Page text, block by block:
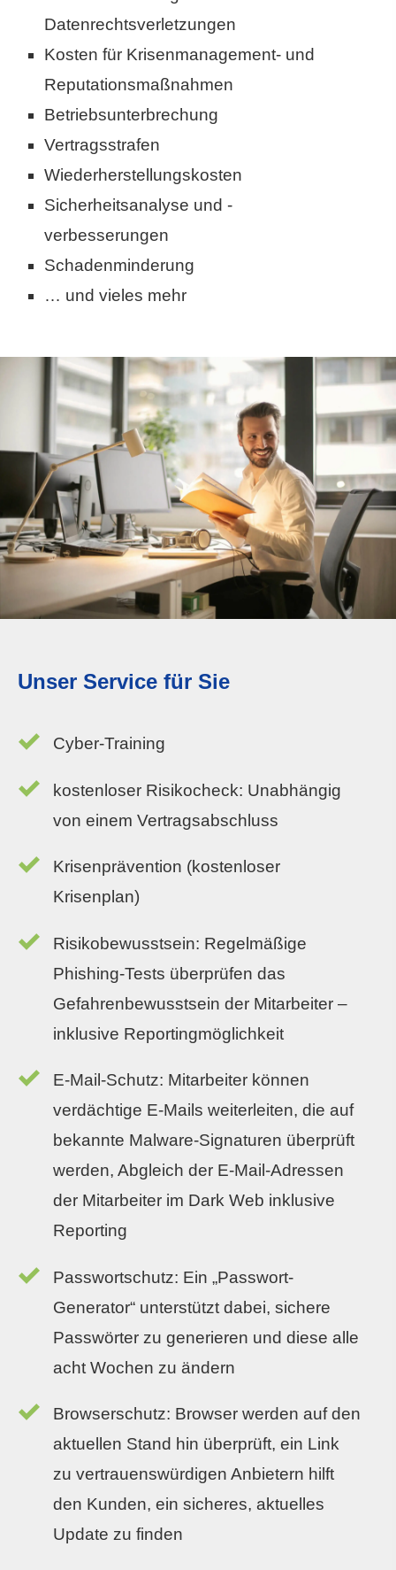
Datenrechtsverletzungen
Kosten für Krisenmanagement- und
Reputationsmaßnahmen
Betriebsunterbrechung
Vertragsstrafen
Wiederherstellungskosten
Sicherheitsanalyse und -
verbesserungen
Schadenminderung
… und vieles mehr
Unser Service für Sie
Cyber-Training
kostenloser Risikocheck: Unabhängig
von einem Vertragsabschluss
Krisenprävention (kostenloser
Krisenplan)
Risikobewusstsein: Regelmäßige
Phishing-Tests überprüfen das
Gefahrenbewusstsein der Mitarbeiter –
inklusive Reportingmöglichkeit
E-Mail-Schutz: Mitarbeiter können
verdächtige E-Mails weiterleiten, die auf
bekannte Malware-Signaturen überprüft
werden, Abgleich der E-Mail-Adressen
der Mitarbeiter im Dark Web inklusive
Reporting
Passwortschutz: Ein „Passwort-
Generator“ unterstützt dabei, sichere
Passwörter zu generieren und diese alle
acht Wochen zu ändern
Browserschutz: Browser werden auf den
aktuellen Stand hin überprüft, ein Link
zu vertrauenswürdigen Anbietern hilft
den Kunden, ein sicheres, aktuelles
Update zu finden